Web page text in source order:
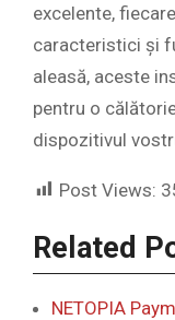
excelente,
caracteristici și
aleasă, aceste
pentru o
dispozitivul
Post Views:
Related
NETOPIA